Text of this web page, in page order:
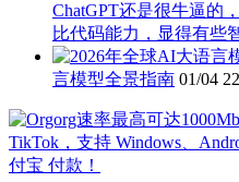
ChatGPT还是很牛逼的
比代码能力，显得有些
言模型全景指南 01/04